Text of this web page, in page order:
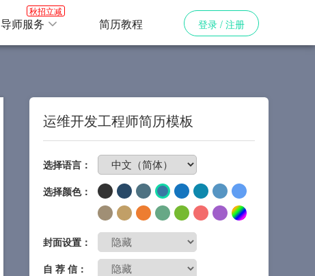
导师服务
秋招立减
简历教程 登录 / 注册
运维开发工程师简历模板
选择语言：
选择颜色：
封面设置：
自 荐 信：